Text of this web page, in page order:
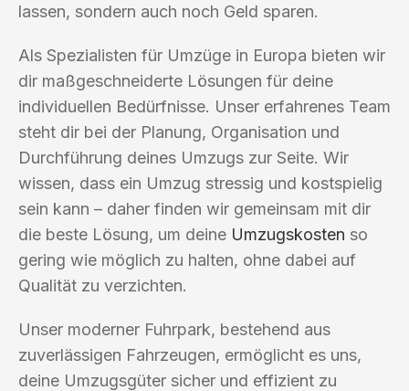
lassen, sondern auch noch Geld sparen.
Als Spezialisten für Umzüge in Europa bieten wir
dir maßgeschneiderte Lösungen für deine
individuellen Bedürfnisse. Unser erfahrenes Team
steht dir bei der Planung, Organisation und
Durchführung deines Umzugs zur Seite. Wir
wissen, dass ein Umzug stressig und kostspielig
sein kann – daher finden wir gemeinsam mit dir
die beste Lösung, um deine Umzugskosten so
gering wie möglich zu halten, ohne dabei auf
Qualität zu verzichten.
Unser moderner Fuhrpark, bestehend aus
zuverlässigen Fahrzeugen, ermöglicht es uns,
deine Umzugsgüter sicher und effizient zu